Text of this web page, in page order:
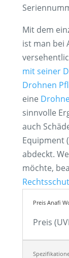
Mit dem
ist man bei
mit seiner
Drohnen
eine
sinnvolle
auch
Equipment
abdeckt.
möchte,
Preis Anafi
Preis